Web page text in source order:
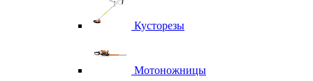
Кусторезы
Мотоножницы